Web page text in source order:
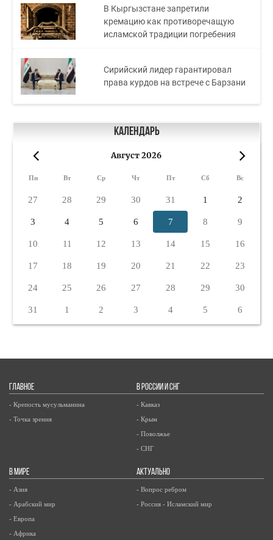
В Кыргызстане запретили
кремацию как противоречащую
исламской традиции погребения
Сирийский лидер гарантировал
права курдов на встрече с Барзани
Календарь
Август 2026
Пн Вт Ср Чт Пт Сб Вс
27 28 29 30 31 1 2
3 4 5 6 7 8 9
10 11 12 13 14 15 16
17 18 19 20 21 22 23
24 25 26 27 28 29 30
31 1 2 3 4 5 6
ГЛАВНОЕ
- Крепость мусульманина
- Точка зрения
В РОССИИ И СНГ
- Кавказ
- Крым
- Поволжье
- СНГ
В МИРЕ
- Азия
- Арабский мир
- Европа
- Африка
АКТУАЛЬНО
- Вопрос ребром
- Россия - Исламский мир